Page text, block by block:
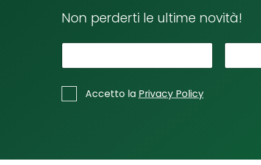
Non perderti le ultime novità!
C
a
e
* Accetto la Privacy Policy